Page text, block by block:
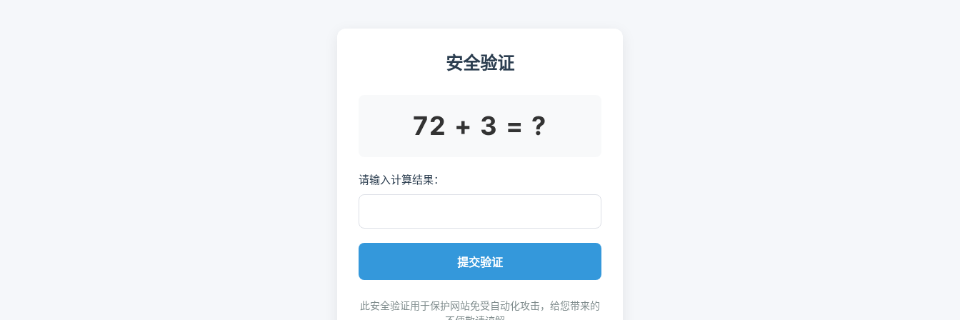
安全验证
72 + 3 = ?
请输入计算结果：
提交验证
此安全验证用于保护网站免受自动化攻击，给您带来的